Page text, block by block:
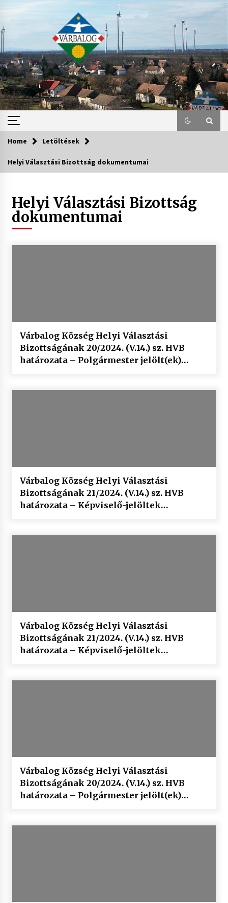
content
Home Letöltések
Helyi Választási Bizottság dokumentumai
Helyi Választási Bizottság
dokumentumai
Várbalog Község Helyi Választási
Bizottságának 20/2024. (V.14.) sz. HVB
határozata – Polgármester jelölt(ek)
Várbalog Község Helyi Választási
Bizottságának 21/2024. (V.14.) sz. HVB
határozata – Képviselő-jelöltek
Várbalog Község Helyi Választási
Bizottságának 21/2024. (V.14.) sz. HVB
határozata – Képviselő-jelöltek
Várbalog Község Helyi Választási
Bizottságának 20/2024. (V.14.) sz. HVB
határozata – Polgármester jelölt(ek)